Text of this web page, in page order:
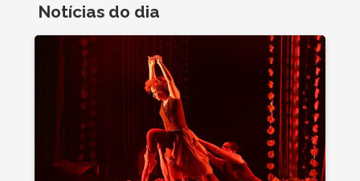
Notícias do dia